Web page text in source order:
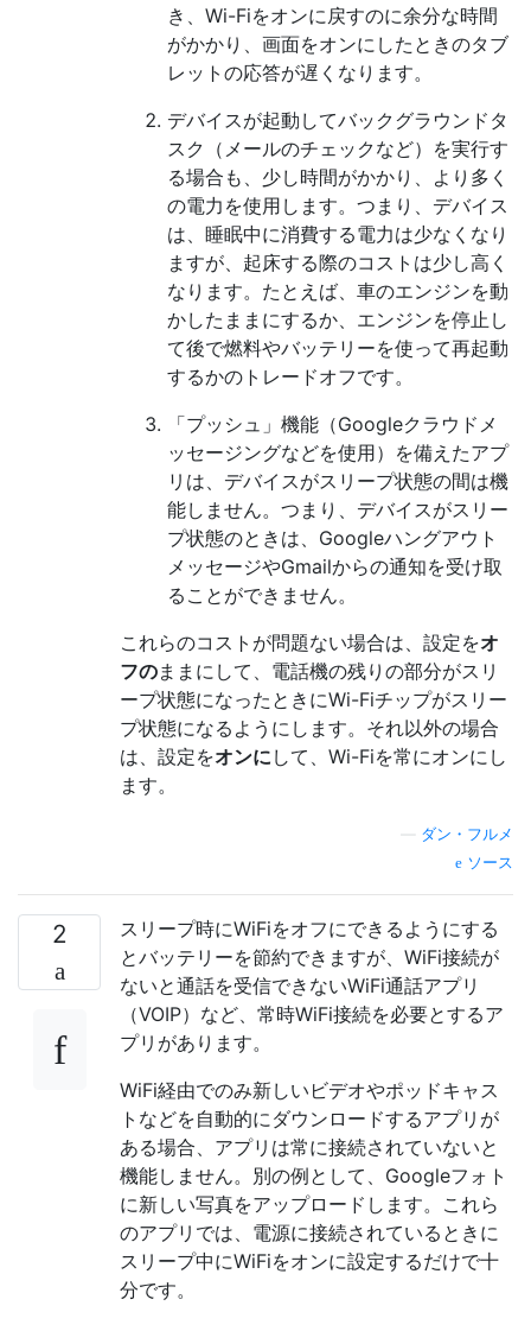
き、Wi-Fiをオンに戻すのに余分な時間
がかかり、画面をオンにしたときのタブ
レットの応答が遅くなります。
デバイスが起動してバックグラウンドタ
スク（メールのチェックなど）を実行す
る場合も、少し時間がかかり、より多く
の電力を使用します。つまり、デバイス
は、睡眠中に消費する電力は少なくなり
ますが、起床する際のコストは少し高く
なります。たとえば、車のエンジンを動
かしたままにするか、エンジンを停止し
て後で燃料やバッテリーを使って再起動
するかのトレードオフです。
「プッシュ」機能（Googleクラウドメ
ッセージングなどを使用）を備えたアプ
リは、デバイスがスリープ状態の間は機
能しません。つまり、デバイスがスリー
プ状態のときは、Googleハングアウト
メッセージやGmailからの通知を受け取
ることができません。
これらのコストが問題ない場合は、設定をオ
フのままにして、電話機の残りの部分がスリ
ープ状態になったときにWi-Fiチップがスリー
プ状態になるようにします。それ以外の場合
は、設定をオンに して、Wi-Fiを常にオンにし
ます。
ダン・フルメ
ソース
2
スリープ時にWiFiをオフにできるようにする
とバッテリーを節約できますが、WiFi接続が
ないと通話を受信できないWiFi通話アプリ
（VOIP）など、常時WiFi接続を必要とするア
プリがあります。
WiFi経由でのみ新しいビデオやポッドキャス
トなどを自動的にダウンロードするアプリが
ある場合、アプリは常に接続されていないと
機能しません。別の例として、Googleフォト
に新しい写真をアップロードします。これら
のアプリでは、電源に接続されているときに
スリープ中にWiFiをオンに設定するだけで十
分です。